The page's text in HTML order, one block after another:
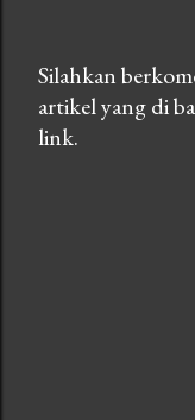
P
o
Silahkan
artikel yang di
link.